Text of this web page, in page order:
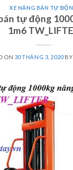
XE NÂNG BÁN TỰ
tự động
1m6
ON 30 THÁNG 3, 2020BY